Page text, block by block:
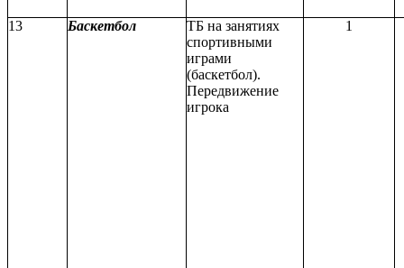
13 Баскетбол
ТБ на занятиях
спортивными
играми
(баскетбол).
Передвижение
игрока
1